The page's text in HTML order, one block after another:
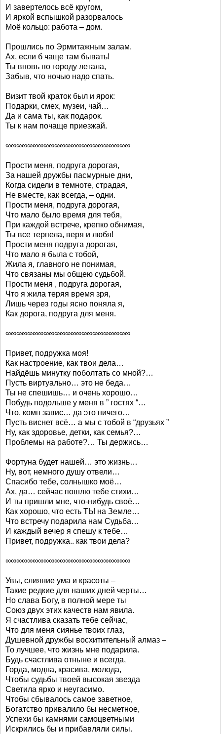
И завертелось всё кругом,
И яркой вспышкой разорвалось
Моё кольцо: работа – дом.
Прошлись по Эрмитажным залам.
Ах, если б чаще там бывать!
Ты вновь по городу летала,
Забыв, что ночью надо спать.
Визит твой краток был и ярок:
Подарки, смех, музеи, чай…
Да и сама ты, как подарок.
Ты к нам почаще приезжай.
∞∞∞∞∞∞∞∞∞∞∞∞∞∞∞∞∞∞∞∞∞∞∞
Прости меня, подруга дорогая,
За нашей дружбы пасмурные дни,
Когда сидели в темноте, страдая,
Не вместе, как всегда, – одни.
Прости меня, подруга дорогая,
Что мало было время для тебя,
При каждой встрече, крепко обнимая,
Ты все терпела, веря и любя!
Прости меня подруга дорогая,
Что мало я была с тобой,
Жила я, главного не понимая,
Что связаны мы общею судьбой.
Прости меня , подруга дорогая,
Что я жила теряя время зря,
Лишь через годы ясно поняла я,
Как дорога, подруга для меня.
∞∞∞∞∞∞∞∞∞∞∞∞∞∞∞∞∞∞∞∞∞∞∞
Привет, подружка моя!
Как настроение, как твои дела…
Найдёшь минутку поболтать со мной?…
Пусть виртуально… это не беда…
Ты не спешишь… и очень хорошо…
Побудь подольше у меня в ” гостях “…
Что, комп завис… да это ничего…
Пусть виснет всё… а мы с тобой в “друзьях ”
Ну, как здоровье, детки, как семья?…
Проблемы на работе?… Ты держись…
Фортуна будет нашей… это жизнь…
Ну, вот, немного душу отвели…
Спасибо тебе, солнышко моё…
Ах, да… сейчас пошлю тебе стихи…
И ты пришли мне, что-нибудь своё…
Как хорошо, что есть ТЫ на Земле…
Что встречу подарила нам Судьба…
И каждый вечер я спешу к тебе…
Привет, подружка.. как твои дела?
∞∞∞∞∞∞∞∞∞∞∞∞∞∞∞∞∞∞∞∞∞∞∞
Увы, слияние ума и красоты –
Такие редкие для наших дней черты…
Но слава Богу, в полной мере ты
Союз двух этих качеств нам явила.
Я счастлива сказать тебе сейчас,
Что для меня сиянье твоих глаз,
Душевной дружбы восхитительный алмаз –
То лучшее, что жизнь мне подарила.
Будь счастлива отныне и всегда,
Горда, модна, красива, молода,
Чтобы судьбы твоей высокая звезда
Светила ярко и неугасимо.
Чтобы сбывалось самое заветное,
Богатство привалило бы несметное,
Успехи бы камнями самоцветными
Искрились бы и прибавляли силы.